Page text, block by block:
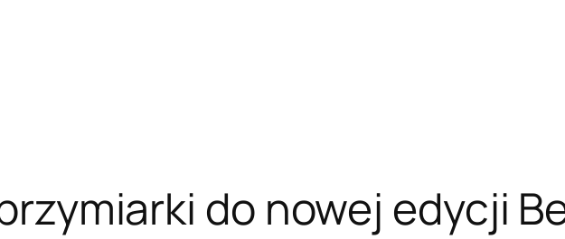
do nowej edycji